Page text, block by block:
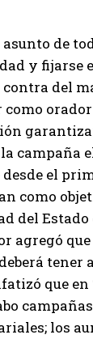
asunto de
y fijarse
contra del
orador
garantizar
campaña
el
como
del
agregó
tener
que
los